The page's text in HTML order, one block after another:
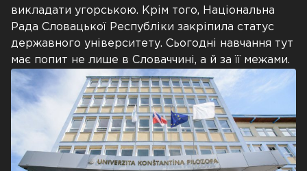
викладати угорською. Крім того, Національна
Рада Словацької Республіки закріпила статус
державного університету. Сьогодні навчання тут
має попит не лише в Словаччині, а й за її межами.